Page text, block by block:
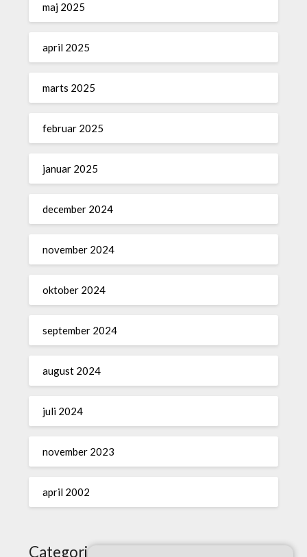
maj 2025
april 2025
marts 2025
februar 2025
januar 2025
december 2024
november 2024
oktober 2024
september 2024
august 2024
juli 2024
november 2023
april 2002
Categories